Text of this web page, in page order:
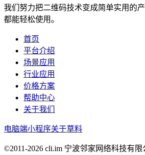
我们努力把二维码技术变成简单实用的
都能轻松使用。
首页
平台介绍
场景应用
行业应用
价格方案
帮助中心
关于我们
电脑端小程序关于草料
©2011-2026 cli.im 宁波邻家网络科技有限